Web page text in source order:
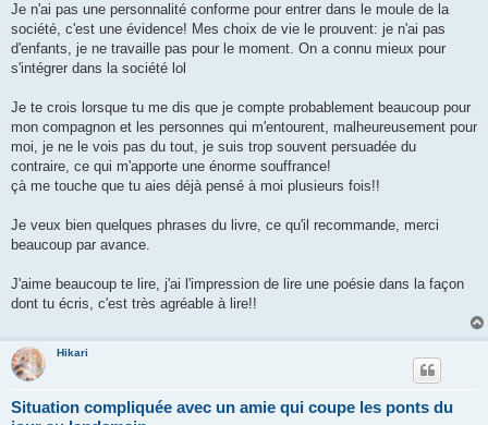
Je n'ai pas une personnalité conforme pour entrer dans le moule de la
société, c'est une évidence! Mes choix de vie le prouvent: je n'ai pas
d'enfants, je ne travaille pas pour le moment. On a connu mieux pour
s'intégrer dans la société lol
Je te crois lorsque tu me dis que je compte probablement beaucoup pour
mon compagnon et les personnes qui m'entourent, malheureusement pour
moi, je ne le vois pas du tout, je suis trop souvent persuadée du
contraire, ce qui m'apporte une énorme souffrance!
çà me touche que tu aies déjà pensé à moi plusieurs fois!!
Je veux bien quelques phrases du livre, ce qu'il recommande, merci
beaucoup par avance.
J'aime beaucoup te lire, j'ai l'impression de lire une poésie dans la façon
dont tu écris, c'est très agréable à lire!!
Hikari
Situation compliquée avec un amie qui coupe les ponts du